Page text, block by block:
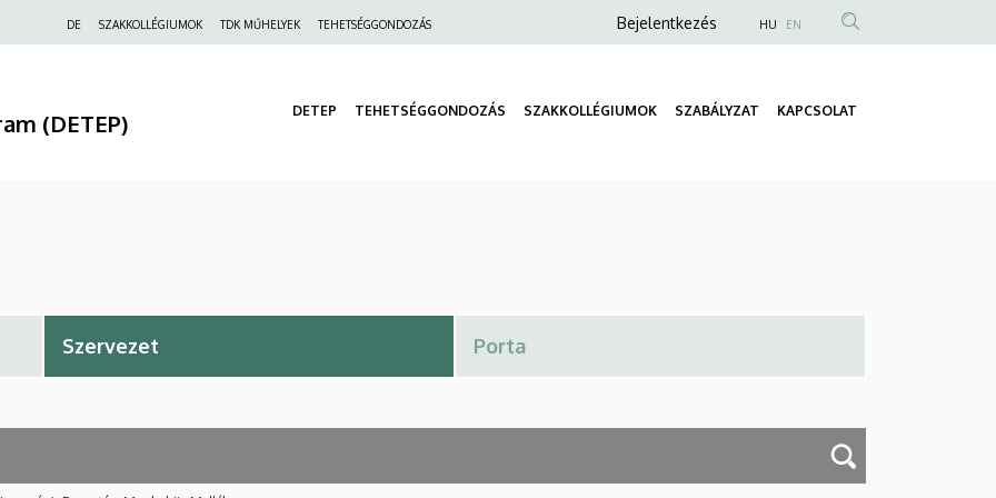
Felső
DE SZAKKOLLÉGIUMOK TDK MŰHELYEK TEHETSÉGGONDOZÁS
Anonim
menüje
Bejelentkezés HU EN
(DETEP) DETEP TEHETSÉGGONDOZÁS SZAKKOLLÉGIUMOK SZABÁLYZAT KAPCSOLAT